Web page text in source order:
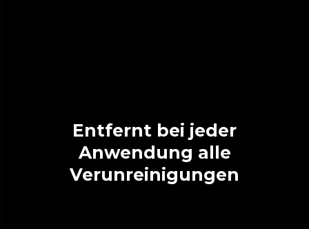
Entfernt bei jeder
Anwendung alle
Verunreinigungen